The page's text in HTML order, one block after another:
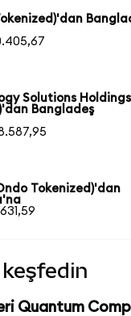
Solutions Holdings
Bangladeş
Tokenized)'dan
Quantum